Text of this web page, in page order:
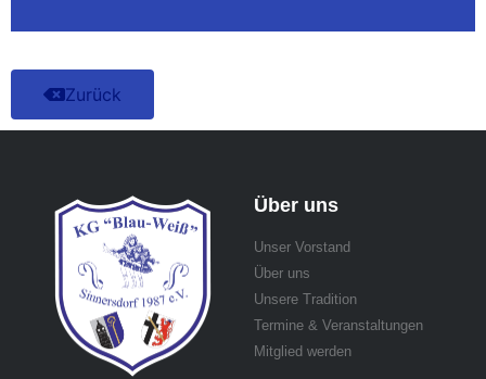
Zurück
Über uns
Unser Vorstand
Über uns
Unsere Tradition
Termine & Veranstaltungen
Mitglied werden